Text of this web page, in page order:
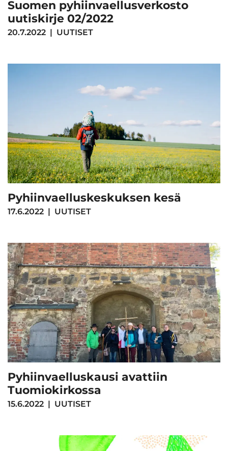
Suomen pyhiinvaellusverkosto
uutiskirje 02/2022
20.7.2022 | UUTISET
Pyhiinvaelluskeskuksen kesä
17.6.2022 | UUTISET
Pyhiinvaelluskausi avattiin
Tuomiokirkossa
15.6.2022 | UUTISET